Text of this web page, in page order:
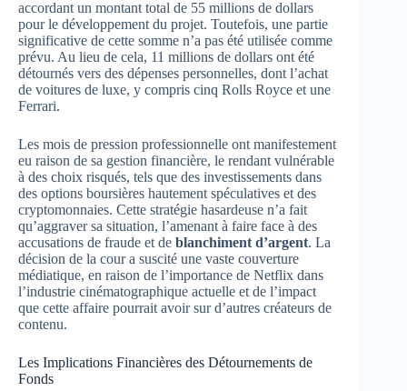
accordant un montant total de 55 millions de dollars
pour le développement du projet. Toutefois, une partie
significative de cette somme n’a pas été utilisée comme
prévu. Au lieu de cela, 11 millions de dollars ont été
détournés vers des dépenses personnelles, dont l’achat
de voitures de luxe, y compris cinq Rolls Royce et une
Ferrari.
Les mois de pression professionnelle ont manifestement
eu raison de sa gestion financière, le rendant vulnérable
à des choix risqués, tels que des investissements dans
des options boursières hautement spéculatives et des
cryptomonnaies. Cette stratégie hasardeuse n’a fait
qu’aggraver sa situation, l’amenant à faire face à des
accusations de fraude et de blanchiment d’argent. La
décision de la cour a suscité une vaste couverture
médiatique, en raison de l’importance de Netflix dans
l’industrie cinématographique actuelle et de l’impact
que cette affaire pourrait avoir sur d’autres créateurs de
contenu.
Les Implications Financières des Détournements de
Fonds